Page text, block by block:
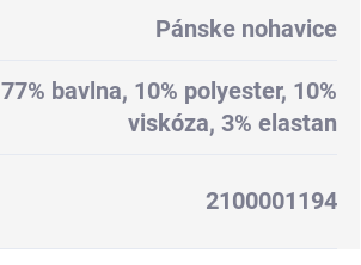
Pánske nohavice
77% bavlna, 10% polyester, 10%
viskóza, 3% elastan
2100001194